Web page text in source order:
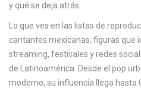
y qué se deja atrás.
Lo que ves en las listas de
cantantes mexicanas, figuras que
streaming, festivales y redes
de Latinoamérica. Desde el pop
moderno, su influencia llega hasta